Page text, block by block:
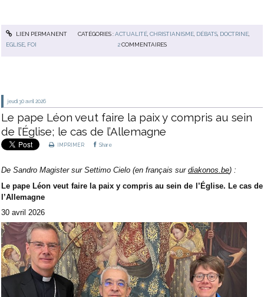
LIEN PERMANENT CATÉGORIES :ACTUALITÉ, CHRISTIANISME, DÉBATS, DOCTRINE,
EGLISE, FOI 2 COMMENTAIRES
jeudi 30 avril 2026
Le pape Léon veut faire la paix y compris au sein
de l’Église; le cas de l’Allemagne
IMPRIMER Share
De Sandro Magister sur Settimo Cielo (en français sur diakonos.be) :
Le pape Léon veut faire la paix y compris au sein de l’Église. Le cas de
l’Allemagne
30 avril 2026